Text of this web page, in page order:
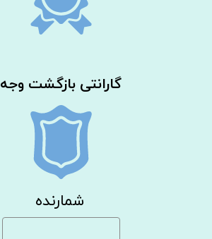
گارانتی بازگشت وجه
شمارنده